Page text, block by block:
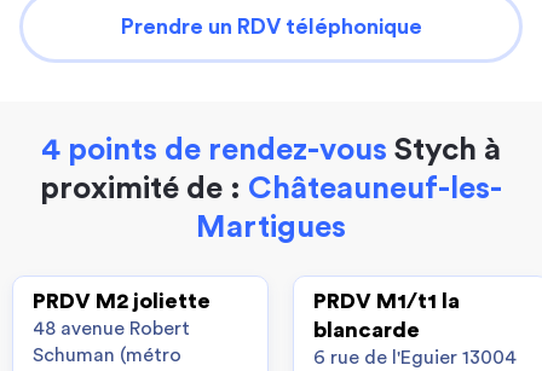
Prendre un RDV téléphonique
4 points de rendez-vous Stych à
proximité de : Châteauneuf-les-
Martigues
PRDV M2 joliette
48 avenue Robert
Schuman (métro
PRDV M1/t1 la
blancarde
6 rue de l'Eguier 13004